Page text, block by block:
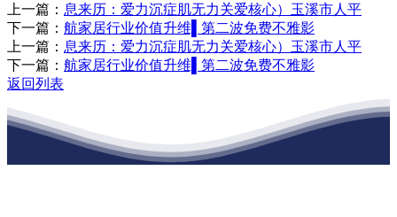
上一篇： 息来历：爱力沉症肌无力关爱核心）玉溪市人平
下一篇： 航家居行业价值升维▌第二波免费不雅影
上一篇： 息来历：爱力沉症肌无力关爱核心）玉溪市人平
下一篇： 航家居行业价值升维▌第二波免费不雅影
返回列表